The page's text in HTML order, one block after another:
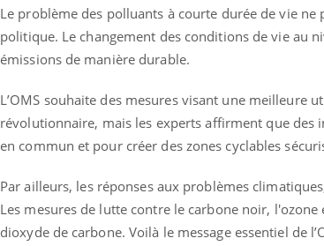
Le problème des polluants à courte durée de vie
politique. Le changement des conditions de vie au
émissions de manière durable.
L’OMS souhaite des mesures visant une meilleure
révolutionnaire, mais les experts affirment que des
en commun et pour créer des zones cyclables
Par ailleurs, les réponses aux problèmes
Les mesures de lutte contre le carbone noir,
dioxyde de carbone. Voilà le message essentiel de